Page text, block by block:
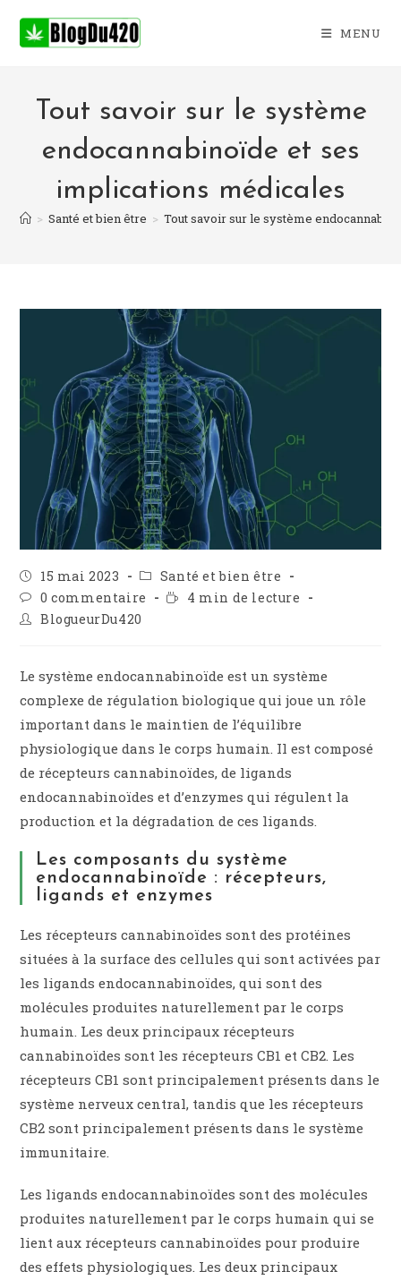
MENU
Tout savoir sur le système
endocannabinoïde et ses
implications médicales
> Santé et bien être > Tout savoir sur le système
Publication
publiée :
15 mai 2023
Post
category:
Santé et bien être
Commentaires
de
la
0 commentaire
Temps4 min de lecture
Auteur/autrice
publication :
BlogueurDu420
Le système endocannabinoïde est un système
complexe de régulation biologique qui joue un rôle
important dans le maintien de l’équilibre
physiologique dans le corps humain. Il est composé
de récepteurs cannabinoïdes, de ligands
endocannabinoïdes et d’enzymes qui régulent la
production et la dégradation de ces ligands.
Les composants du système
endocannabinoïde : récepteurs,
ligands et enzymes
Les récepteurs cannabinoïdes sont des protéines
situées à la surface des cellules qui sont activées par
les ligands endocannabinoïdes, qui sont des
molécules produites naturellement par le corps
humain. Les deux principaux récepteurs
cannabinoïdes sont les récepteurs CB1 et CB2. Les
récepteurs CB1 sont principalement présents dans le
système nerveux central, tandis que les récepteurs
CB2 sont principalement présents dans le système
immunitaire.
Les ligands endocannabinoïdes sont des molécules
produites naturellement par le corps humain qui se
lient aux récepteurs cannabinoïdes pour produire
des effets physiologiques. Les deux principaux